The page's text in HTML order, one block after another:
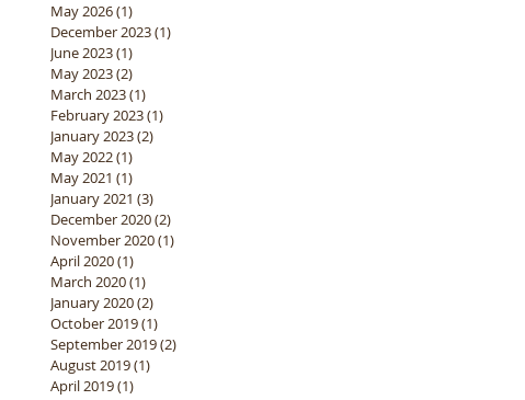
May 2026(1)
December 2023(1)
June 2023(1)
May 2023(2)
March 2023(1)
February 2023(1)
January 2023(2)
May 2022(1)
May 2021 (1)
January 2021 (3)
December 2020(2)
November 2020(1)
April 2020(1)
March 2020(1)
January 2020(2)
October 2019(1)
September 2019(2)
August 2019(1)
April 2019(1)